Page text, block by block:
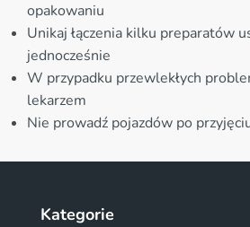
opakowaniu
Unikaj łączenia kilku preparatów
jednocześnie
W przypadku przewlekłych
lekarzem
Nie prowadź pojazdów po
Kategorie